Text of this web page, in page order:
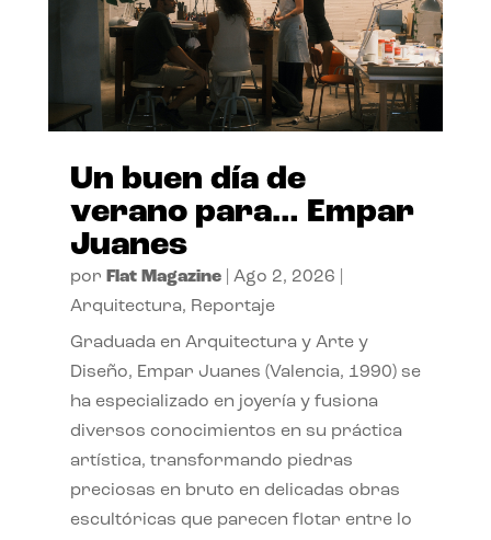
Un buen día de
verano para… Empar
Juanes
por Flat Magazine| Ago 2, 2026
Arquitectura, Reportaje
Graduada en Arquitectura y Arte y
Diseño, Empar Juanes (Valencia, 1990) se
ha especializado en joyería y fusiona
diversos conocimientos en su práctica
artística, transformando piedras
preciosas en bruto en delicadas obras
escultóricas que parecen flotar entre lo